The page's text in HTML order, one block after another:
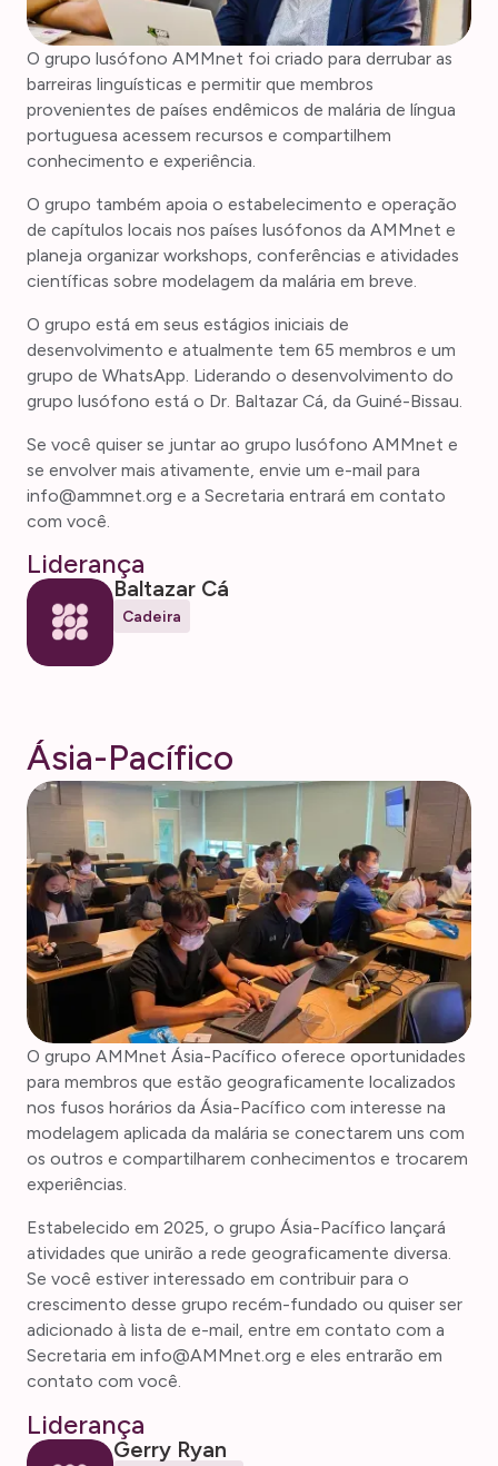
O grupo lusófono AMMnet foi criado para derrubar as
barreiras linguísticas e permitir que membros
provenientes de países endêmicos de malária de língua
portuguesa acessem recursos e compartilhem
conhecimento e experiência.
O grupo também apoia o estabelecimento e operação
de capítulos locais nos países lusófonos da AMMnet e
planeja organizar workshops, conferências e atividades
científicas sobre modelagem da malária em breve.
O grupo está em seus estágios iniciais de
desenvolvimento e atualmente tem 65 membros e um
grupo de WhatsApp. Liderando o desenvolvimento do
grupo lusófono está o Dr. Baltazar Cá, da Guiné-Bissau.
Se você quiser se juntar ao grupo lusófono AMMnet e
se envolver mais ativamente, envie um e-mail para
info@ammnet.org e a Secretaria entrará em contato
com você.
Liderança
Baltazar Cá
Cadeira
Ásia-Pacífico
O grupo AMMnet Ásia-Pacífico oferece oportunidades
para membros que estão geograficamente localizados
nos fusos horários da Ásia-Pacífico com interesse na
modelagem aplicada da malária se conectarem uns com
os outros e compartilharem conhecimentos e trocarem
experiências.
Estabelecido em 2025, o grupo Ásia-Pacífico lançará
atividades que unirão a rede geograficamente diversa.
Se você estiver interessado em contribuir para o
crescimento desse grupo recém-fundado ou quiser ser
adicionado à lista de e-mail, entre em contato com a
Secretaria em info@AMMnet.org e eles entrarão em
contato com você.
Liderança
Gerry Ryan